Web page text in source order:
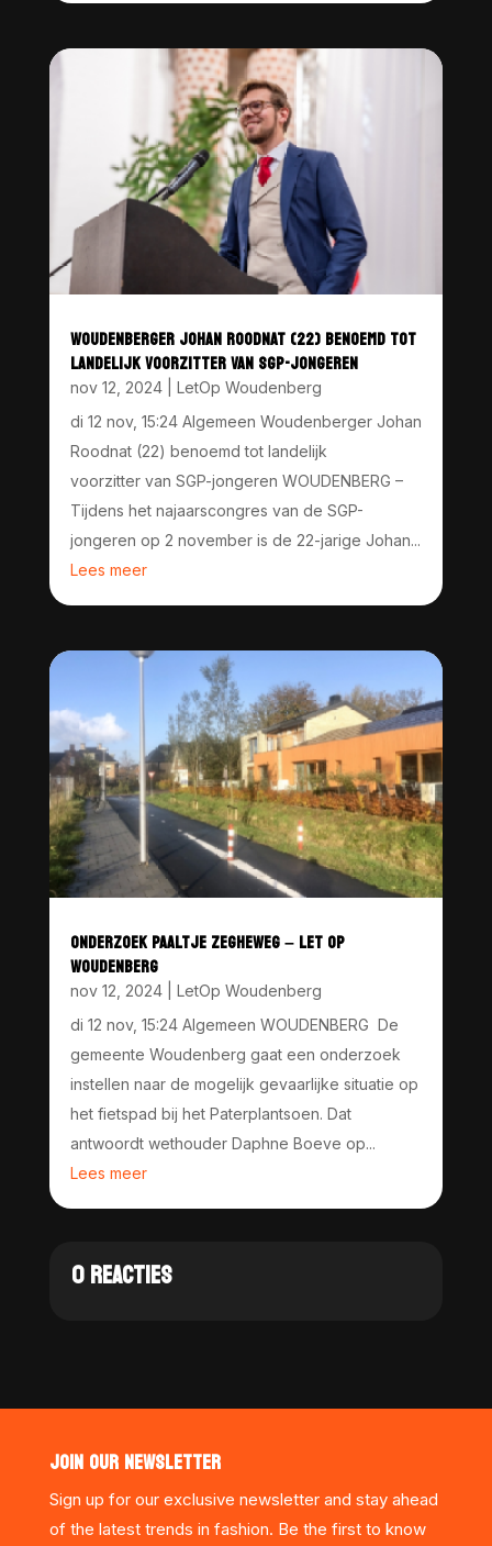
WOUDENBERGER JOHAN ROODNAT (22) BENOEMD TOT
LANDELIJK VOORZITTER VAN SGP-JONGEREN
nov 12, 2024| LetOp Woudenberg
di 12 nov, 15:24 Algemeen Woudenberger Johan
Roodnat (22) benoemd tot landelijk
voorzitter van SGP-jongeren WOUDENBERG –
Tijdens het najaarscongres van de SGP-
jongeren op 2 november is de 22-jarige Johan...
Lees meer
ONDERZOEK PAALTJE ZEGHEWEG – LET OP
WOUDENBERG
nov 12, 2024| LetOp Woudenberg
di 12 nov, 15:24 Algemeen WOUDENBERG De
gemeente Woudenberg gaat een onderzoek
instellen naar de mogelijk gevaarlijke situatie op
het fietspad bij het Paterplantsoen. Dat
antwoordt wethouder Daphne Boeve op...
Lees meer
0 REACTIES
JOIN OUR NEWSLETTER
Sign up for our exclusive newsletter and stay ahead
of the latest trends in fashion. Be the first to know